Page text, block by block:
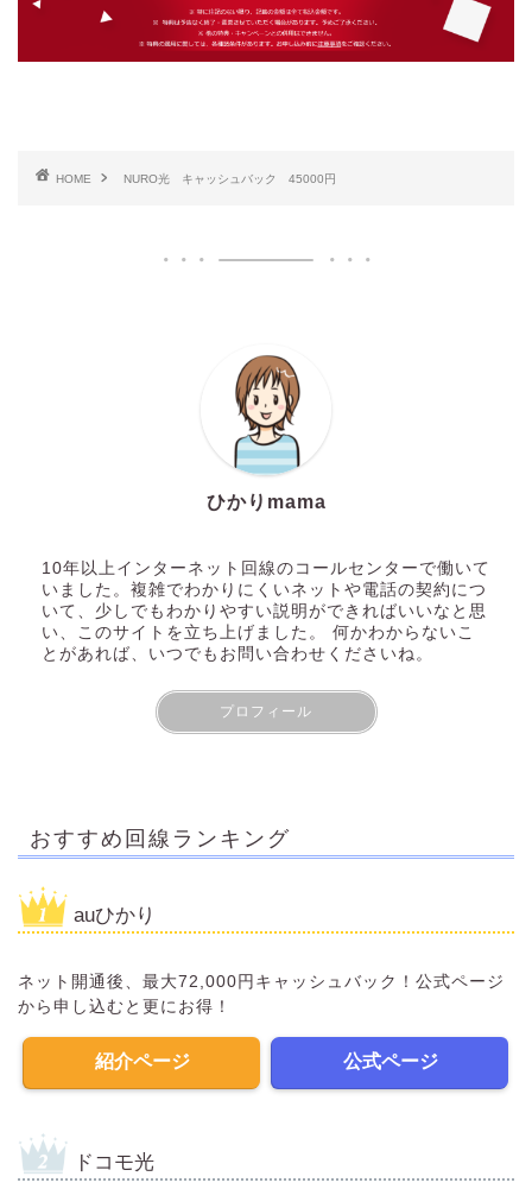
HOME NURO光 キャッシュバック 45000円
ひかりmama
10年以上インターネット回線のコールセンターで働いて
いました。複雑でわかりにくいネットや電話の契約につ
いて、少しでもわかりやすい説明ができればいいなと思
い、このサイトを立ち上げました。 何かわからないこ
とがあれば、いつでもお問い合わせくださいね。
プロフィール
おすすめ回線ランキング
auひかり
ネット開通後、最大72,000円キャッシュバック！公式ページ
から申し込むと更にお得！
紹介ページ 公式ページ
ドコモ光